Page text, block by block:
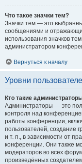
Что такое значки тем?
Значки тем — это
сообщениями и
использования значков
администратором
Вернуться к началу
Уровни
Кто такие
Администраторы — это
контроля над
работы конференции,
пользователей, создание
и т. п., в зависимости от
конференции. Они также
модераторов во всех
произведённых